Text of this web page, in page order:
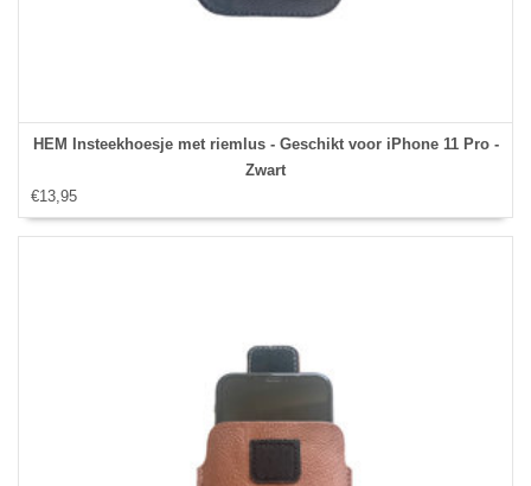
HEM Insteekhoesje met riemlus - Geschikt voor iPhone 11 Pro -
Zwart
€13,95